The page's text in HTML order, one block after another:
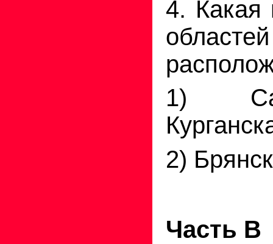
4. Какая
1)
2)
Часть В